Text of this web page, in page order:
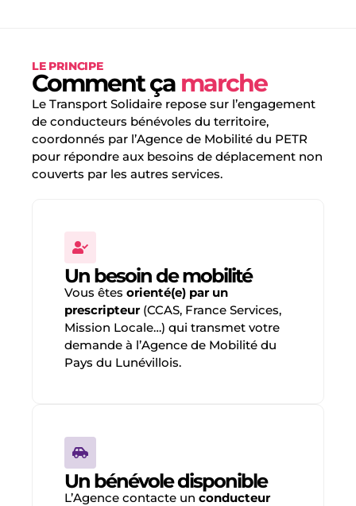
LE PRINCIPE
Comment ça marche
Le Transport Solidaire repose sur l’engagement
de conducteurs bénévoles du territoire,
coordonnés par l’Agence de Mobilité du PETR
pour répondre aux besoins de déplacement non
couverts par les autres services.
Un besoin de mobilité
Vous êtes orienté(e) par un
prescripteur(CCAS, France Services,
Mission Locale…) qui transmet votre
demande à l’Agence de Mobilité du
Pays du Lunévillois.
Un bénévole disponible
L’Agence contacte un conducteur